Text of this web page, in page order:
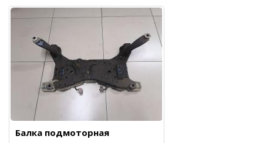
Балка подмоторная